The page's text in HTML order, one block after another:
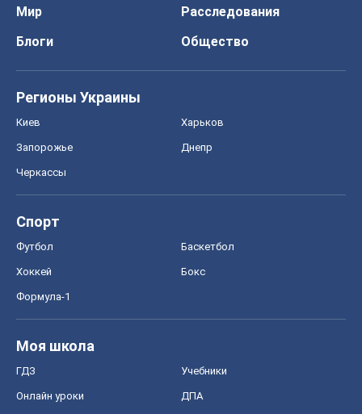
Мир
Расследования
Блоги
Общество
Регионы Украины
Киев Харьков
Запорожье Днепр
Черкассы
Спорт
Футбол Баскетбол
Хоккей Бокс
Формула-1
Моя школа
ГДЗ Учебники
Онлайн уроки ДПА